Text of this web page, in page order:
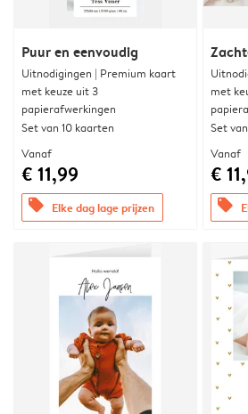
Puur en eenvoudig
Uitnodigingen | Premium kaart
met keuze uit 3
papierafwerkingen
Set van 10 kaarten
Vanaf
€ 11,99
offers Elke dag lage prijzen
met
Set
Vanaf
€
offers